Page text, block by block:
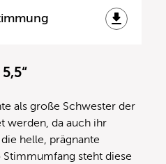
als große Schwester der
werden, da auch ihr
helle, prägnante
steht diese